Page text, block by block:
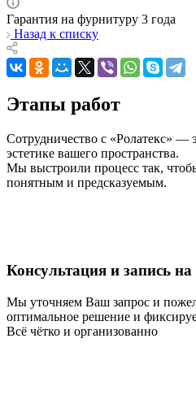
Гарантия на фурнитуру 3 года
Назад к списку
Этапы работ
Сотрудничество с «Ролатекс» —
эстетике вашего пространства.
Мы выстроили процесс так,
понятным и предсказуемым.
Консультация и запись на
Мы уточняем Ваш запрос и
оптимальное решение и
Всё чётко и организованно